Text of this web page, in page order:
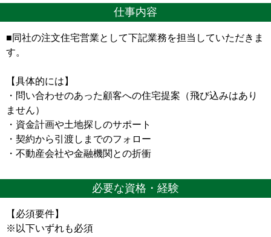
仕事内容
■同社の注文住宅営業として下記業務を担当していただきま
す。
【具体的には】
・問い合わせのあった顧客への住宅提案（飛び込みはあり
ません）
・資金計画や土地探しのサポート
・契約から引渡しまでのフォロー
・不動産会社や金融機関との折衝
必要な資格・経験
【必須要件】
※以下いずれも必須